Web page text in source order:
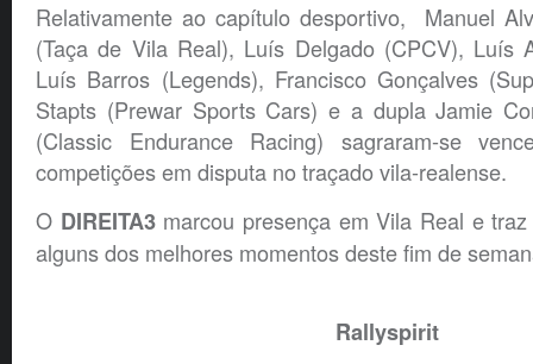
Relativamente ao capítulo desportivo, Manuel
(Taça de Vila Real), Luís Delgado (CPCV), Luís
Luís Barros (Legends), Francisco Gonçalves
Stapts (Prewar Sports Cars) e a dupla Jamie
(Classic Endurance Racing) sagraram-se
competições em disputa no traçado vila-realense.
O DIREITA3 marcou presença em Vila Real e
alguns dos melhores momentos deste fim de
Rallyspirit